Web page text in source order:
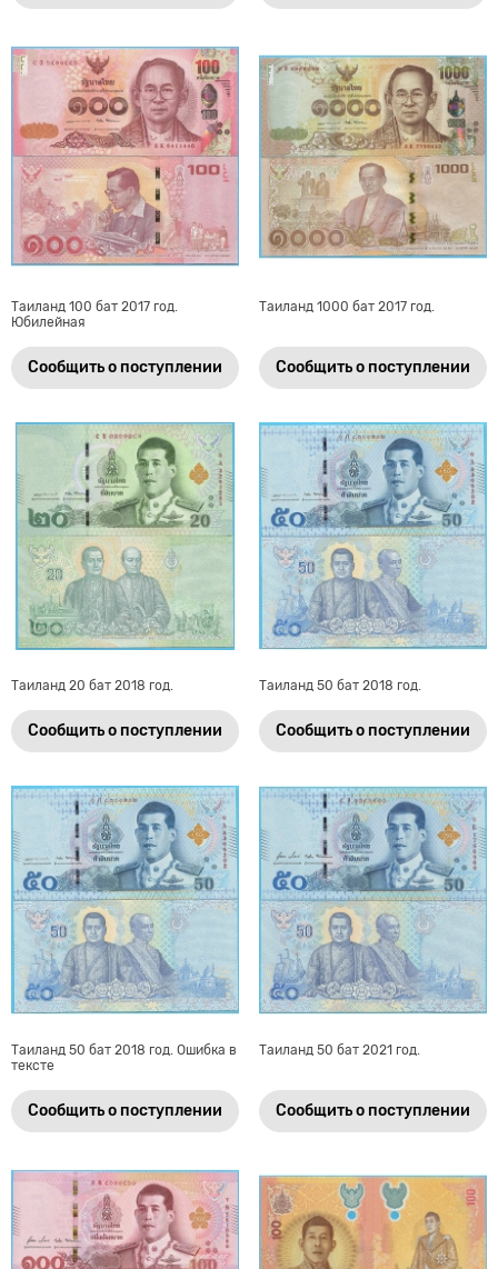
Таиланд 100 бат 2017 год.
Юбилейная
Сообщить о поступлении
Таиланд 1000 бат 2017 год.
Сообщить о поступлении
Таиланд 20 бат 2018 год.
Сообщить о поступлении
Таиланд 50 бат 2018 год.
Сообщить о поступлении
Таиланд 50 бат 2018 год. Ошибка в
тексте
Сообщить о поступлении
Таиланд 50 бат 2021 год.
Сообщить о поступлении